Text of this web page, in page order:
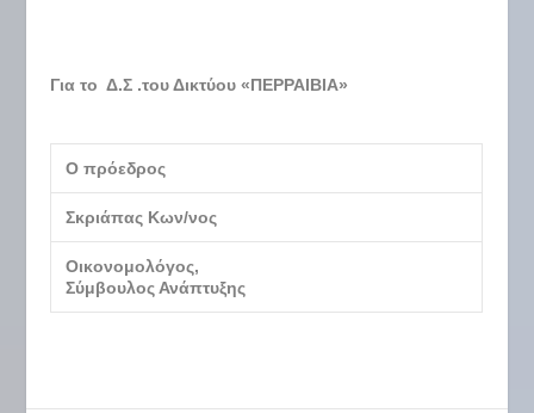
Για το Δ.Σ .του Δικτύου «ΠΕΡΡΑΙΒΙΑ»
Ο πρόεδρος
Σκριάπας Κων/νος
Οικονομολόγος,
Σύμβουλος Ανάπτυξης